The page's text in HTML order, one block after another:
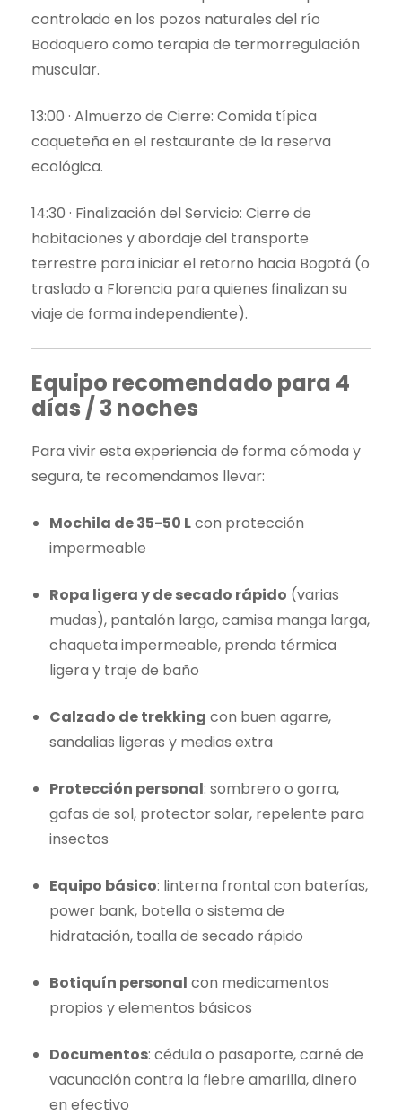
controlado en los pozos naturales del río
Bodoquero como terapia de termorregulación
muscular.
13:00 · Almuerzo de Cierre: Comida típica
caqueteña en el restaurante de la reserva
ecológica.
14:30 · Finalización del Servicio: Cierre de
habitaciones y abordaje del transporte
terrestre para iniciar el retorno hacia Bogotá (o
traslado a Florencia para quienes finalizan su
viaje de forma independiente).
Equipo recomendado para 4
días / 3 noches
Para vivir esta experiencia de forma cómoda y
segura, te recomendamos llevar:
Mochila de 35-50 Lcon protección
impermeable
Ropa ligera y de secado rápido (varias
mudas), pantalón largo, camisa manga larga,
chaqueta impermeable, prenda térmica
ligera y traje de baño
Calzado de trekking con buen agarre,
sandalias ligeras y medias extra
Protección personal: sombrero o gorra,
gafas de sol, protector solar, repelente para
insectos
Equipo básico: linterna frontal con baterías,
power bank, botella o sistema de
hidratación, toalla de secado rápido
Botiquín personal con medicamentos
propios y elementos básicos
Documentos: cédula o pasaporte, carné de
vacunación contra la fiebre amarilla, dinero
en efectivo